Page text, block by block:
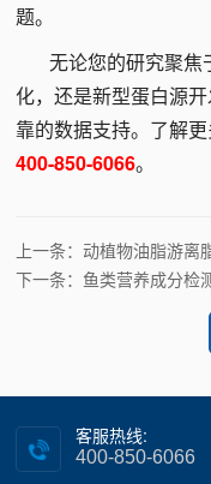
题。
无论您的研究聚
化，还是新型蛋白源
靠的数据支持。 了解
400-850-6066。
上一条：动植物油脂游离
下一条： 鱼类营养成分检测
客服热线:
400-850-6066